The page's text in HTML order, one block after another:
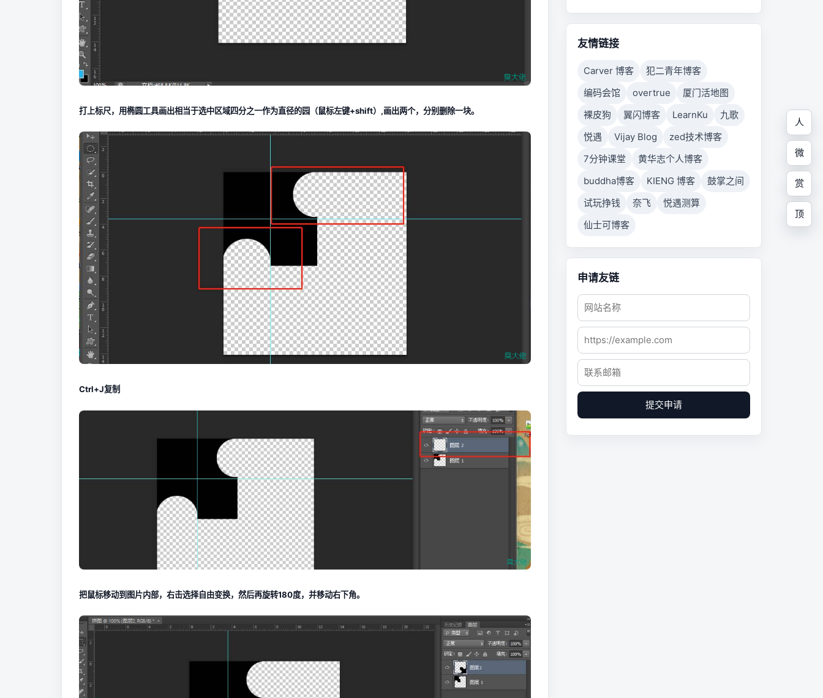
打上标尺，用椭圆工具画出相当于选中区域四分之一作为直径的园（鼠标左键+shift）,画出两个，分别删除一块。
Ctrl+J复制
把鼠标移动到图片内部，右击选择自由变换，然后再旋转180度，并移动右下角。
友情链接
Carver 博客
犯二青年博客
编码会馆
overtrue
厦门活地图
裸皮狗
翼闪博客 LearnKu
九歌
悦遇
Vijay Blog
zed技术博客
7分钟课堂
黄华志个人博客
buddha博客
KIENG 博客
鼓掌之间
试玩挣钱
奈飞
悦遇测算
仙士可博客
申请友链
提交申请
人
微
赏
顶